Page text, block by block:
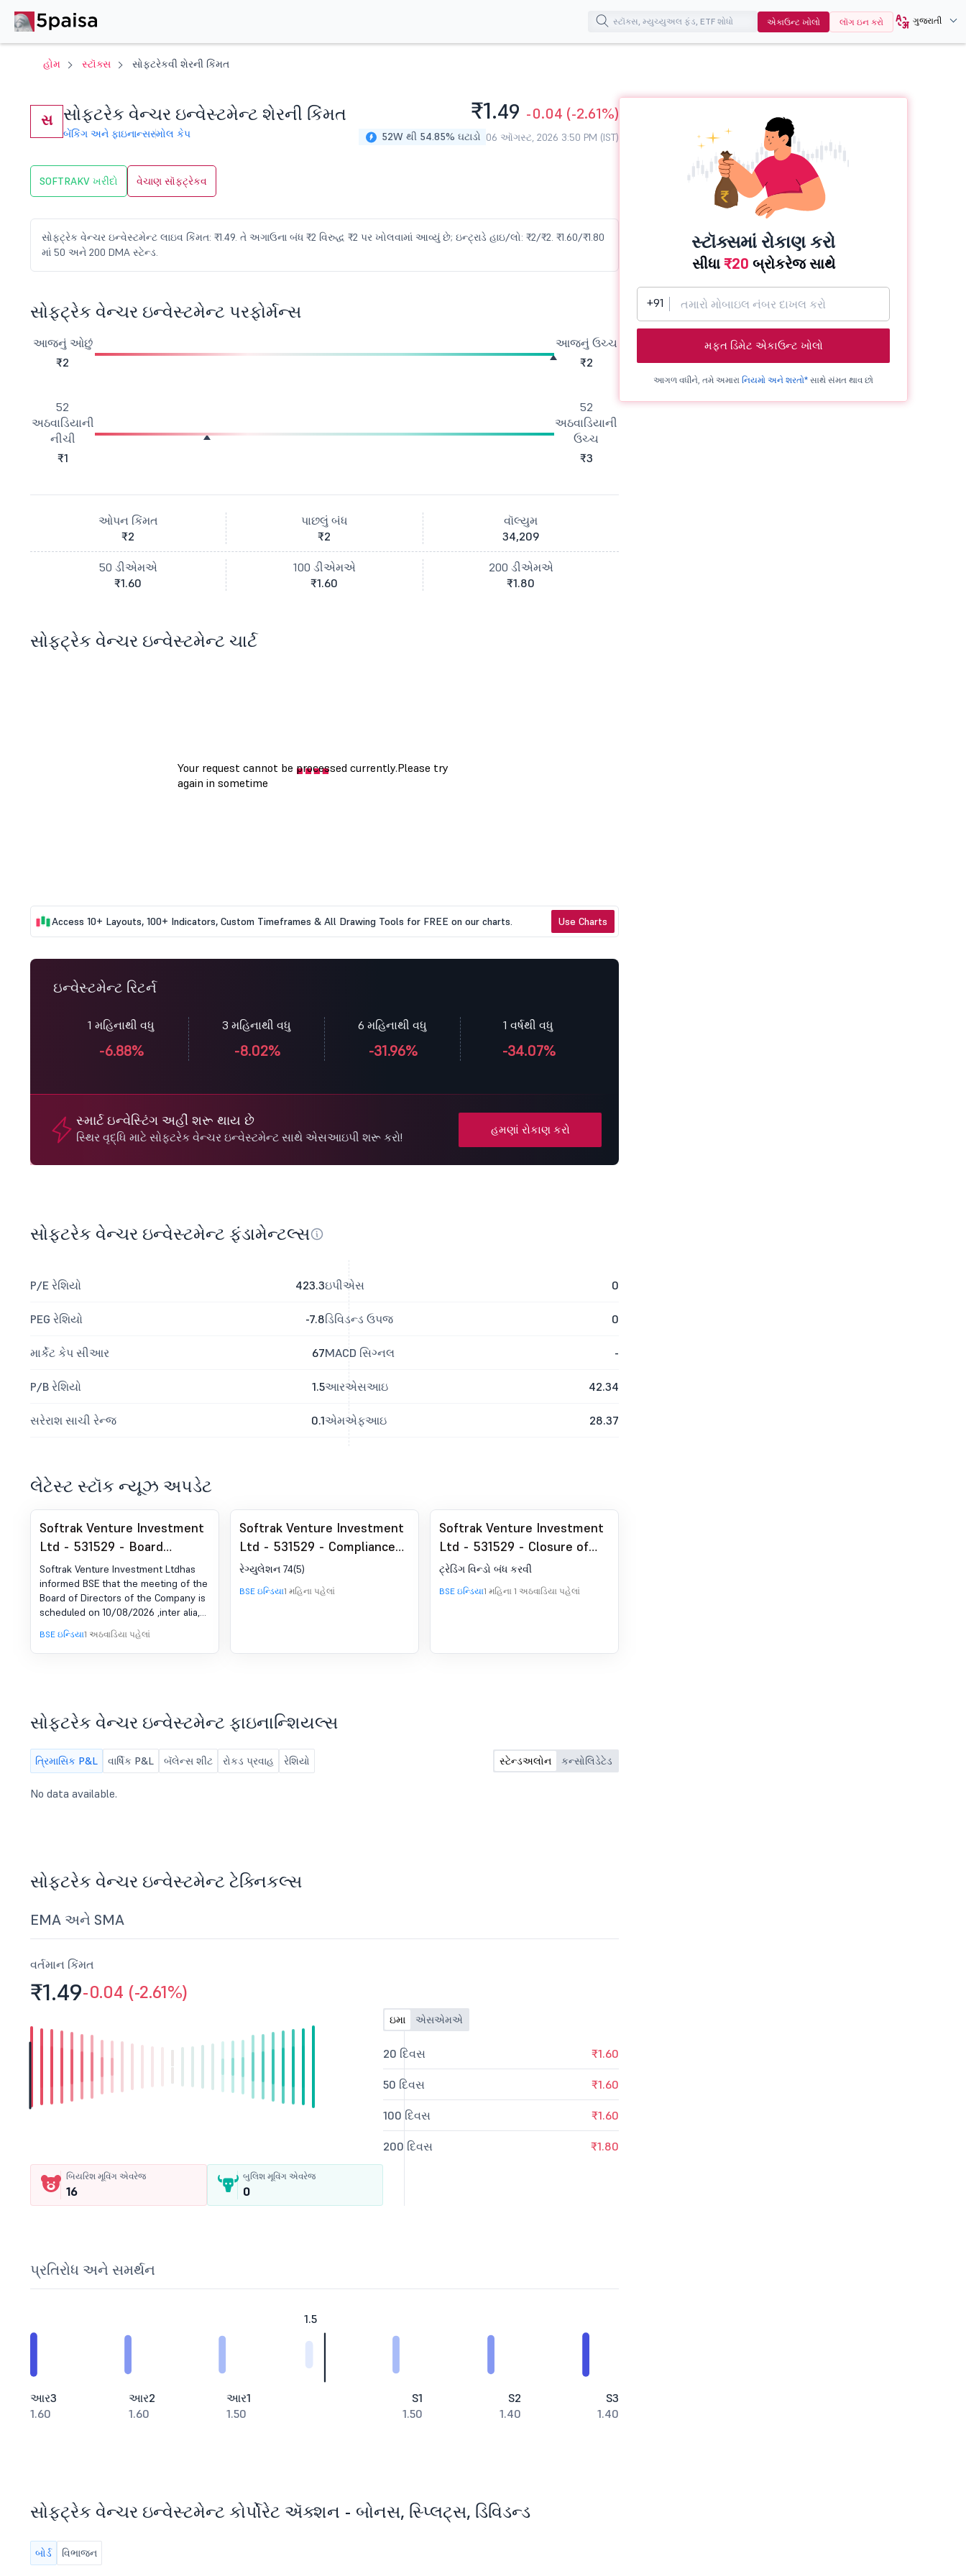
એકાઉન્ટ ખોલો લૉગ ઇન કરો ગુજરાતી
હોમ સ્ટૉક્સ સોફ્ટરેકવી શેરની કિંમત
સ સોફ્ટરેક વેન્ચર ઇન્વેસ્ટમેન્ટ શેરની કિંમત
બેંકિંગ અને ફાઇનાન્સસ્મોલ કેપ
₹1.49 -0.04 (-2.61%)
52W થી 54.85% ઘટાડો 06 ઑગસ્ટ, 2026 3:50 PM (IST)
SOFTRAKV ખરીદો વેચાણ સૉફ્ટ્રેકવ
સોફ્ટ્રેક વેન્ચર ઇન્વેસ્ટમેન્ટ લાઇવ કિંમત: ₹1.49. તે અગાઉના બંધ ₹2 વિરુદ્ધ ₹2 પર ખોલવામાં આવ્યું છે; ઇન્ટ્રાડે હાઇ/લો: ₹2/₹2. ₹1.60/₹1.80
માં 50 અને 200 DMA સ્ટેન્ડ.
સોફ્ટ્રેક વેન્ચર ઇન્વેસ્ટમેન્ટ પરફોર્મન્સ
આજનું ઓછું
₹2
આજનું ઉચ્ચ
₹2
52
અઠવાડિયાની
નીચી
₹1
52
અઠવાડિયાની
ઉચ્ચ
₹3
ઓપન કિંમત
₹2
પાછલું બંધ
₹2
વૉલ્યુમ
34,209
50 ડીએમએ
₹1.60
100 ડીએમએ
₹1.60
200 ડીએમએ
₹1.80
સોફ્ટ્રેક વેન્ચર ઇન્વેસ્ટમેન્ટ ચાર્ટ
Access 10+ Layouts, 100+ Indicators, Custom Timeframes & All Drawing Tools for FREE on our charts. Use Charts
ઇન્વેસ્ટમેન્ટ રિટર્ન
1 મહિનાથી વધુ
-6.88%
3 મહિનાથી વધુ
-8.02%
6 મહિનાથી વધુ
-31.96%
1 વર્ષથી વધુ
-34.07%
સ્માર્ટ ઇન્વેસ્ટિંગ અહીં શરૂ થાય છે
સ્થિર વૃદ્ધિ માટે સોફ્ટરેક વેન્ચર ઇન્વેસ્ટમેન્ટ સાથે એસઆઇપી શરૂ કરો!
હમણાં રોકાણ કરો
સોફ્ટરેક વેન્ચર ઇન્વેસ્ટમેન્ટ ફંડામેન્ટલ્સ
P/E રેશિયો 423.3
PEG રેશિયો -7.8
માર્કેટ કેપ સીઆર 67
P/B રેશિયો 1.5
સરેરાશ સાચી રેન્જ 0.1
ઇપીએસ 0
ડિવિડન્ડ ઉપજ 0
MACD સિગ્નલ -
આરએસઆઇ 42.34
એમએફઆઇ 28.37
લેટેસ્ટ સ્ટૉક ન્યૂઝ અપડેટ
Softrak Venture Investment
Ltd - 531529 - Board
Meeting Intimation for
Quarterly Results
Softrak Venture Investment Ltdhas
informed BSE that the meeting of the
Board of Directors of the Company is
scheduled on 10/08/2026 ,inter alia,
to consider and approve To consider
and approve Unaudited financial
result for the Quarter ended on 30th
BSE ઇન્ડિયા1 અઠવાડિયા પહેલાં
Softrak Venture Investment
Ltd - 531529 - Compliances-
Certificate under Reg. SEBI
(DP) રેગ્યુલેશન્સ, 2018 ના 74
રેગ્યુલેશન 74(5)
BSE ઇન્ડિયા1 મહિના પહેલાં
Softrak Venture Investment
Ltd - 531529 - Closure of
Trading Window
ટ્રેડિંગ વિન્ડો બંધ કરવી
BSE ઇન્ડિયા1 મહિના 1 અઠવાડિયા પહેલાં
સોફ્ટરેક વેન્ચર ઇન્વેસ્ટમેન્ટ ફાઇનાન્શિયલ્સ
ત્રિમાસિક P&L વાર્ષિક P&L બૅલેન્સ શીટ રોકડ પ્રવાહ રેશિયો સ્ટેન્ડઅલોન કન્સોલિડેટેડ
No data available.
સોફ્ટરેક વેન્ચર ઇન્વેસ્ટમેન્ટ ટેક્નિકલ્સ
EMA અને SMA
વર્તમાન કિંમત
₹1.49-0.04 (-2.61%)
બિયરિશ મૂવિંગ એવરેજ
16
બુલિશ મૂવિંગ એવરેજ
0
ઇમા એસએમએ
20 દિવસ ₹1.60
50 દિવસ ₹1.60
100 દિવસ ₹1.60
200 દિવસ ₹1.80
પ્રતિરોધ અને સમર્થન
1.5
આર3
1.60
આર2
1.60
આર1
1.50
S1
1.50
S2
1.40
S3
1.40
સોફ્ટ્રેક વેન્ચર ઇન્વેસ્ટમેન્ટ કોર્પોરેટ ઍક્શન - બોનસ, સ્પ્લિટ્સ, ડિવિડન્ડ
બોર્ડ વિભાજન
સ્ટૉક્સમાં રોકાણ કરો
સીધા ₹20 બ્રોકરેજ સાથે
+91
મફત ડિમેટ એકાઉન્ટ ખોલો
આગળ વધીને, તમે અમારા નિયમો અને શરતો* સાથે સંમત થાવ છો